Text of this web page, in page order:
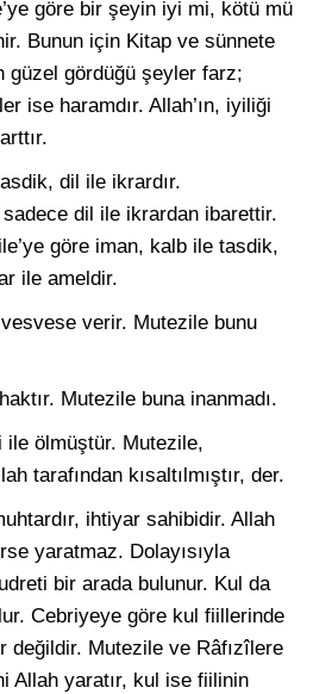
göre bir şeyin iyi mi, kötü mü
Bunun için Kitap ve sünnete
güzel gördüğü şeyler farz;
ise haramdır. Allah’ın, iyiliği
dil ile ikrardır.
sadece dil ile ikrardan ibarettir.
göre iman, kalb ile tasdik,
ile ameldir.
verir. Mutezile bunu
Mutezile buna inanmadı.
ile ölmüştür. Mutezile,
tarafından kısaltılmıştır, der.
ihtiyar sahibidir. Allah
yaratmaz. Dolayısıyla
bir arada bulunur. Kul da
Cebriyeye göre kul fiillerinde
değildir. Mutezile ve Râfızîlere
Allah yaratır, kul ise fiilinin